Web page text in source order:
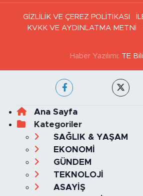
GİZLİLİK VE ÇEREZ POLİTİKASI
KVKK VE AYDINLATMA METNİ
Haber Yazılımı: TE
Ana Sayfa
Kategoriler
SAĞLIK & YAŞAM
EKONOMİ
GÜNDEM
TEKNOLOJİ
ASAYİŞ